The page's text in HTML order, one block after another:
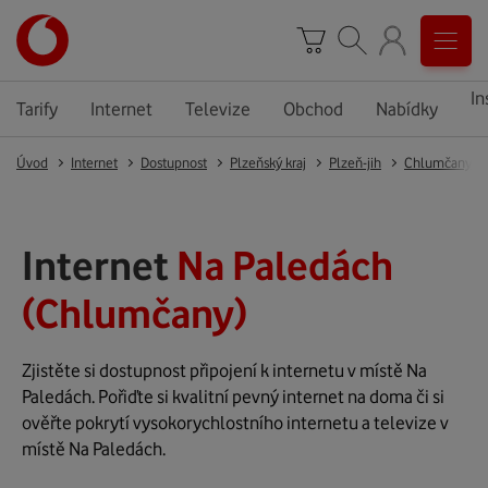
Tarify Internet Televize Obchod Nabídky
Úvod Internet Dostupnost Plzeňský kraj Plzeň-jih Chlumčany
Internet Na Paledách
(Chlumčany)
Zjistěte si dostupnost připojení k internetu v místě Na
Paledách. Pořiďte si kvalitní pevný internet na doma či si
ověřte pokrytí vysokorychlostního internetu a televize v
místě Na Paledách.